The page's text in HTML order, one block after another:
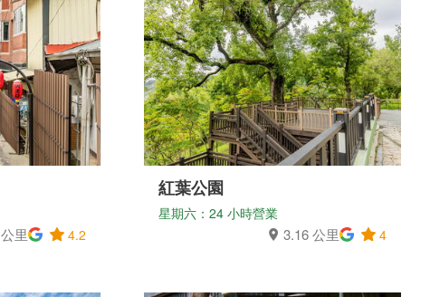
里 4.2
紅葉公園
星期六：24 小時營業
3.16 公里 4